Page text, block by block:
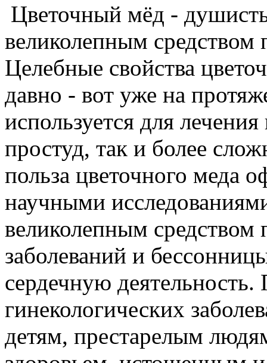
Цветочный мёд -
великолепным средством
Целебные свойства
давно - вот уже на
используется для
простуд, так и более
польза цветочного меда
научными
великолепным
заболеваний и
сердечную
гинекологических
детям, престарелым